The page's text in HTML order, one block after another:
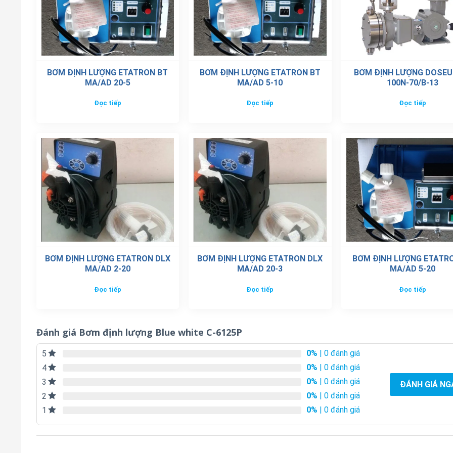
BƠM ĐỊNH LƯỢNG ETATRON BT
MA/AD 20-5
Đọc tiếp
BƠM ĐỊNH LƯỢNG ETATRON BT
MA/AD 5-10
Đọc tiếp
BƠM ĐỊNH LƯỢNG
100N-70/B-13
Đọc tiếp
BƠM ĐỊNH LƯỢNG ETATRON DLX
MA/AD 2-20
Đọc tiếp
BƠM ĐỊNH LƯỢNG ETATRON DLX
MA/AD 20-3
Đọc tiếp
BƠM ĐỊNH LƯỢNG
MA/AD 5-20
Đọc tiếp
Đánh giá Bơm định lượng Blue white C-6125P
5 0% | 0 đánh giá
4
0% | 0 đánh giá
3
0% | 0 đánh giá
2
0% | 0 đánh giá
1
0% | 0 đánh giá
ĐÁNH GIÁ